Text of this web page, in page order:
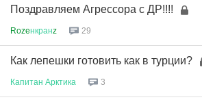
Поздравляем Агрессора с ДР!!!!
Rozeнкранz 29
Как лепешки готовить как в турции?
Капитан Арктика 3